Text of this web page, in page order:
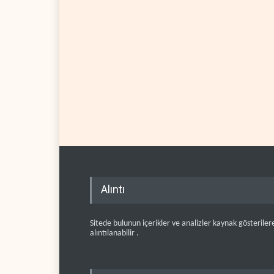
Alıntı
Sitede bulunun içerikler ve analizler kaynak
alıntılanabilir .